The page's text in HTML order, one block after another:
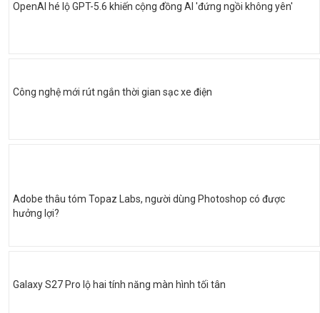
OpenAI hé lộ GPT-5.6 khiến cộng đồng AI 'đứng ngồi không yên'
Công nghệ mới rút ngắn thời gian sạc xe điện
Adobe thâu tóm Topaz Labs, người dùng Photoshop có được
hưởng lợi?
Galaxy S27 Pro lộ hai tính năng màn hình tối tân